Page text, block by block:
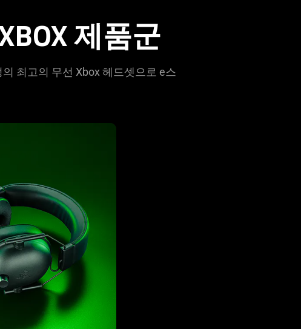
제품군
최고의 무선 Xbox 헤드셋으로 e스